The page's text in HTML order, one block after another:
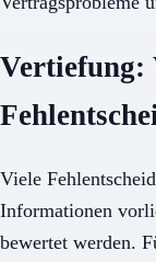
Vertiefung:
Viele
Informationen
bewertet werden.